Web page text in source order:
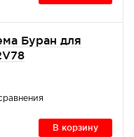
Буран для
В корзину